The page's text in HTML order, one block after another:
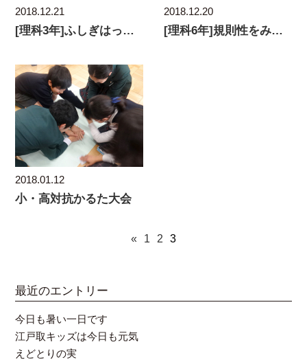
2018.12.21
[理科3年]ふしぎはっけん！
2018.12.20
[理科6年]規則性をみつけよう
2018.01.12
小・高対抗かるた大会
« 1 2 3
最近のエントリー
今日も暑い一日です
江戸取キッズは今日も元気
えどとりの実